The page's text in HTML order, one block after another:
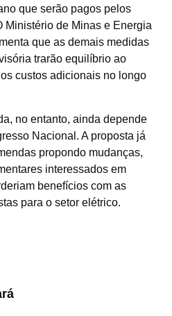
que serão pagos pelos
Ministério de Minas e Energia
que as demais medidas
trarão equilíbrio ao
custos adicionais no longo
no entanto, ainda depende
Nacional. A proposta já
propondo mudanças,
interessados em
benefícios com as
para o setor elétrico.